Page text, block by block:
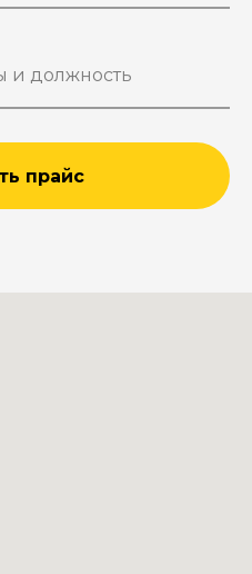
прайс